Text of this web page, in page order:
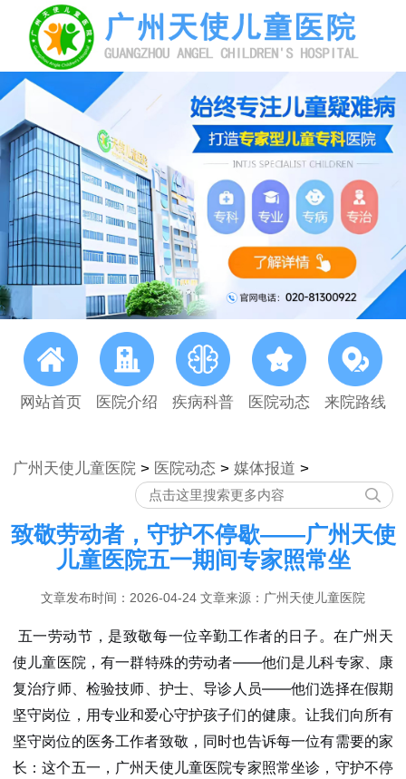
网站首页 医院介绍 疾病科普 医院动态 来院路线
广州天使儿童医院 > 医院动态 > 媒体报道 >
致敬劳动者，守护不停歇——广州天使
儿童医院五一期间专家照常坐
文章发布时间：2026-04-24 文章来源：广州天使儿童医院
五一劳动节，是致敬每一位辛勤工作者的日子。在广州天
使儿童医院，有一群特殊的劳动者——他们是儿科专家、康
复治疗师、检验技师、护士、导诊人员——他们选择在假期
坚守岗位，用专业和爱心守护孩子们的健康。让我们向所有
坚守岗位的医务工作者致敬，同时也告诉每一位有需要的家
长：这个五一，广州天使儿童医院专家照常坐诊，守护不停